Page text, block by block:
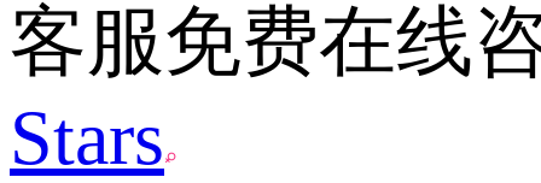
客服免费在线
Stars